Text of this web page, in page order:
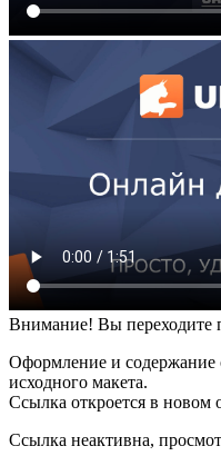
Внимание! Вы переходите
Оформление и содержание
исходного макета.
Ссылка откроется в новом
Ссылка неактивна,